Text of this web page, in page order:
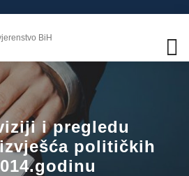
BiH
i pregledu
političkih